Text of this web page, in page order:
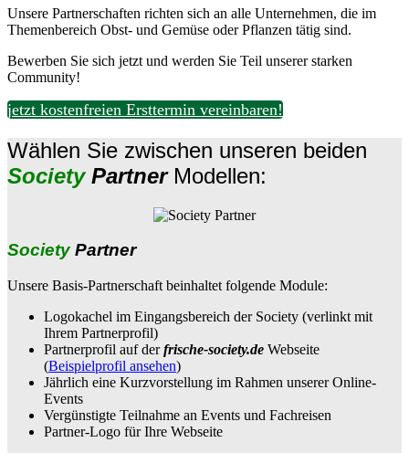
Unsere Partnerschaften richten sich an alle Unternehmen, die im
Themenbereich Obst- und Gemüse oder Pflanzen tätig sind.
Bewerben Sie sich jetzt und werden Sie Teil unserer starken
Community!
jetzt kostenfreien Ersttermin vereinbaren!
Wählen Sie zwischen unseren beiden
SocietyPartnerModellen:
Society Partner
Unsere Basis-Partnerschaft beinhaltet folgende Module:
Logokachel im Eingangsbereich der Society (verlinkt mit
Ihrem Partnerprofil)
Partnerprofil auf derfrische-society.de Webseite
(Beispielprofil ansehen)
Jährlich eine Kurzvorstellung im Rahmen unserer Online-
Events
Vergünstigte Teilnahme an Events und Fachreisen
Partner-Logo für Ihre Webseite